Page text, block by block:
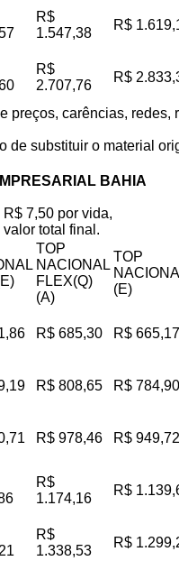
R$
1.547,38
R$
R$
2.707,76
R$
preços, carências,
de substituir o material
BAHIA
7,50 por vida,
total final.
TOP
NACIONAL
FLEX(Q)
(A)
TOP
(E)
R$ 685,30 R$ 665,17
R$ 808,65 R$ 784,90
R$ 978,46 R$ 949,72
R$
1.174,16
R$
R$
1.338,53
R$